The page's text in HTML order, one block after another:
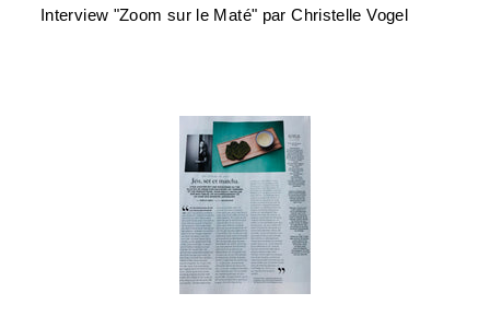
Interview "Zoom sur le Maté" par Christelle Vogel